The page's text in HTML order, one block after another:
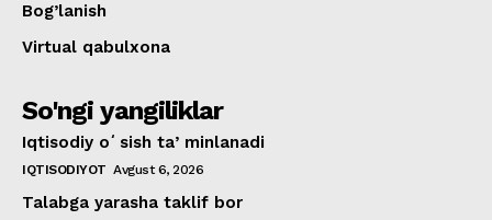
Bog’lanish
Virtual qabulxona
So'ngi yangiliklar
Iqtisodiy oʻsish taʼminlanadi
IQTISODIYOT Avgust 6, 2026
Talabga yarasha taklif bor